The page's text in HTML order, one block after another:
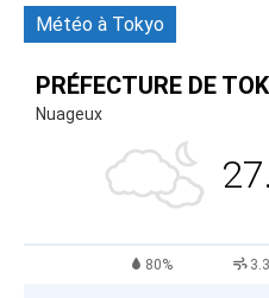
Météo à Tokyo
PRÉFECTURE DE
Nuageux
80%